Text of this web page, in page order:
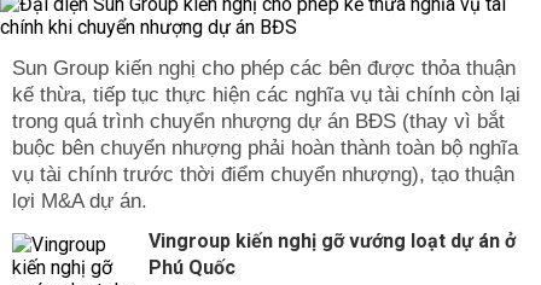
Sun Group kiến nghị cho phép các bên được thỏa thuận
kế thừa, tiếp tục thực hiện các nghĩa vụ tài chính còn lại
trong quá trình chuyển nhượng dự án BĐS (thay vì bắt
buộc bên chuyển nhượng phải hoàn thành toàn bộ nghĩa
vụ tài chính trước thời điểm chuyển nhượng), tạo thuận
lợi M&A dự án.
Vingroup kiến nghị gỡ vướng loạt dự án ở
Phú Quốc